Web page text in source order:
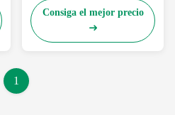
Consiga el mejor precio
1